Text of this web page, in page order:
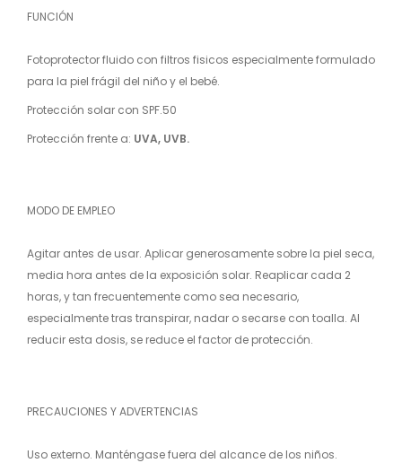
FUNCIÓN
Fotoprotector fluido con filtros fisicos especialmente formulado
para la piel frágil del niño y el bebé.
Protección solar con SPF.50
Protección frente a: UVA, UVB.
MODO DE EMPLEO
Agitar antes de usar. Aplicar generosamente sobre la piel seca,
media hora antes de la exposición solar. Reaplicar cada 2
horas, y tan frecuentemente como sea necesario,
especialmente tras transpirar, nadar o secarse con toalla. Al
reducir esta dosis, se reduce el factor de protección.
PRECAUCIONES Y ADVERTENCIAS
Uso externo. Manténgase fuera del alcance de los niños.